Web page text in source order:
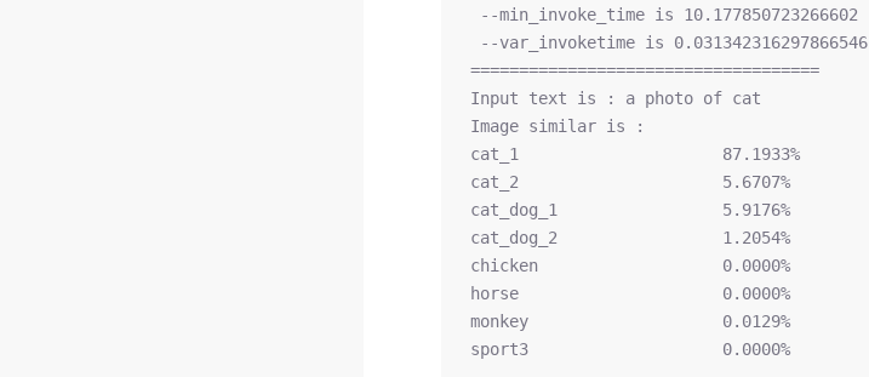
--min_invoke_time is 10.177850723266602
--var_invoketime is 0.031342316297866546
====================================
Input text is : a photo of cat
Image similar is :
cat_1                     87.1933%
cat_2                     5.6707%
cat_dog_1                 5.9176%
cat_dog_2                 1.2054%
chicken                   0.0000%
horse                     0.0000%
monkey                    0.0129%
sport3                    0.0000%